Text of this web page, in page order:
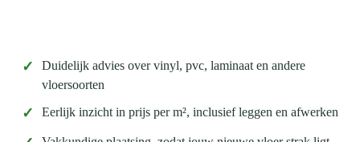
✓
Duidelijk advies over vinyl, pvc, laminaat en andere
vloersoorten
✓ Eerlijk inzicht in prijs per m², inclusief leggen en afwerken